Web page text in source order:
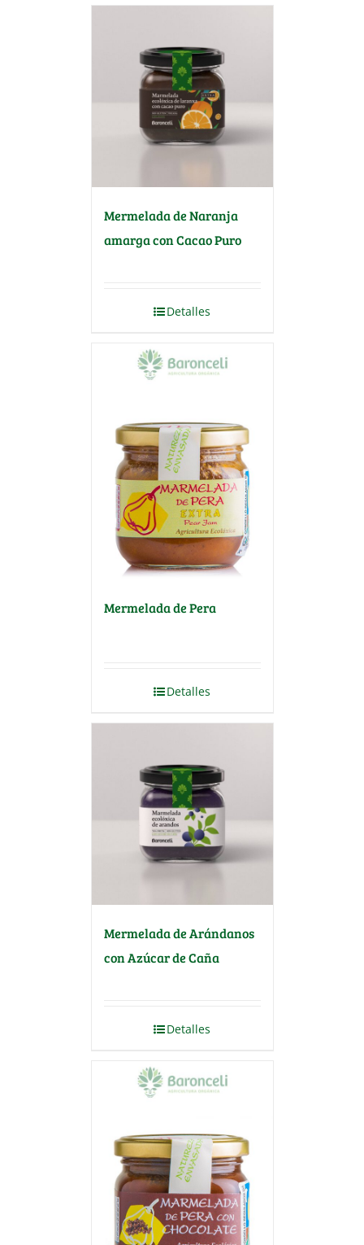
Mermelada de Naranja
amarga con Cacao Puro
Detalles
Mermelada de Pera
Detalles
Mermelada de Arándanos
con Azúcar de Caña
Detalles